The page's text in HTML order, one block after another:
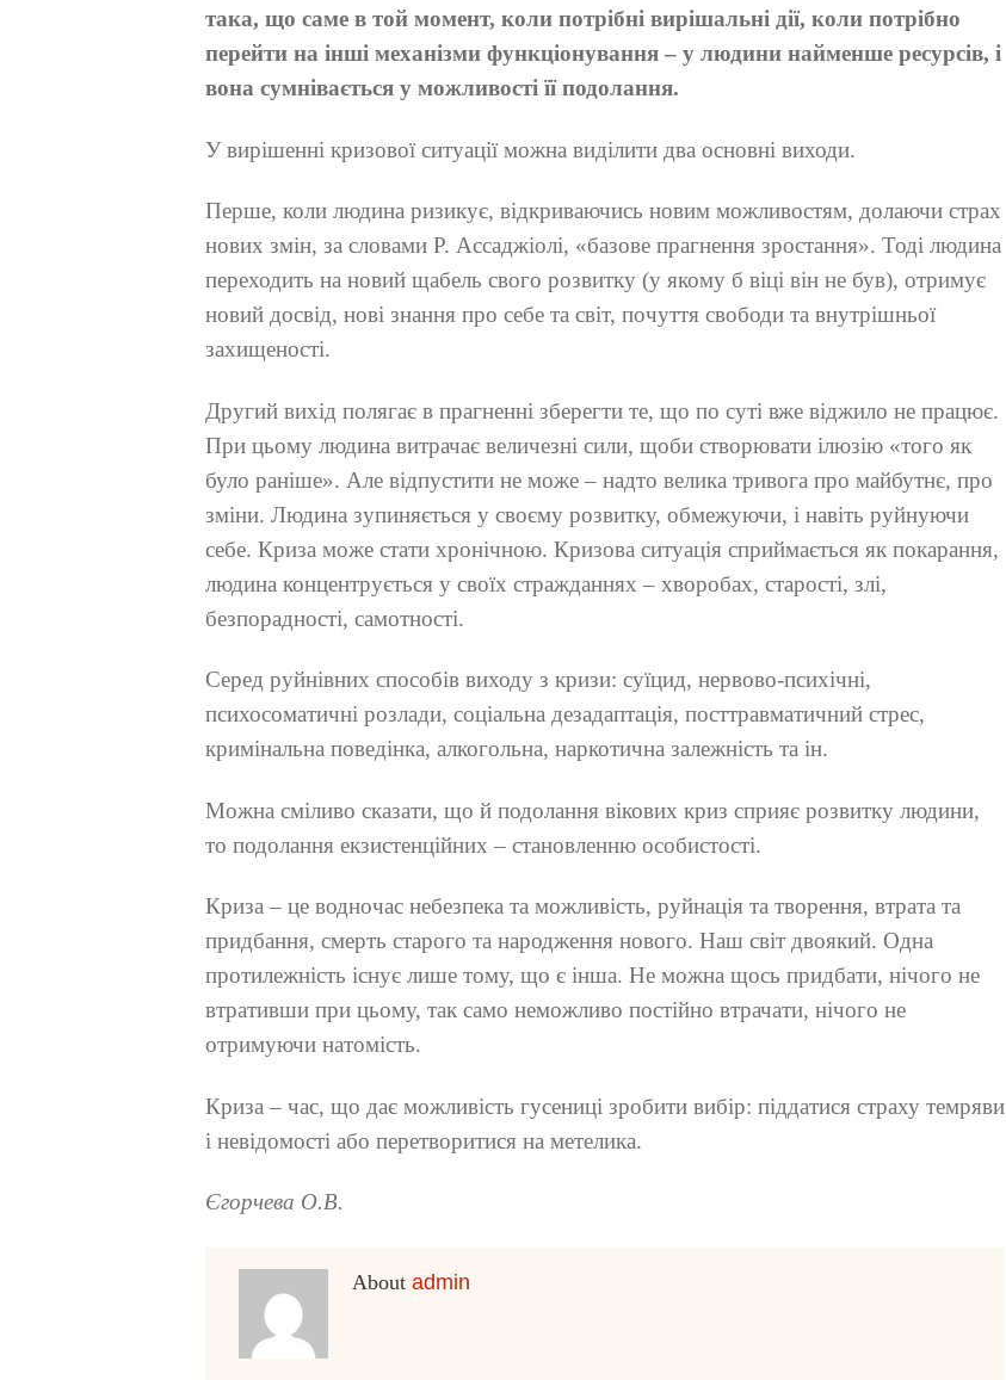
така, що саме в той момент, коли потрібні вирішальні дії, коли потрібно
перейти на інші механізми функціонування – у людини найменше ресурсів, і
вона сумнівається у можливості її подолання.
У вирішенні кризової ситуації можна виділити два основні виходи.
Перше, коли людина ризикує, відкриваючись новим можливостям, долаючи страх
нових змін, за словами Р. Ассаджіолі, «базове прагнення зростання». Тоді людина
переходить на новий щабель свого розвитку (у якому б віці він не був), отримує
новий досвід, нові знання про себе та світ, почуття свободи та внутрішньої
захищеності.
Другий вихід полягає в прагненні зберегти те, що по суті вже віджило не працює.
При цьому людина витрачає величезні сили, щоби створювати ілюзію «того як
було раніше». Але відпустити не може – надто велика тривога про майбутнє, про
зміни. Людина зупиняється у своєму розвитку, обмежуючи, і навіть руйнуючи
себе. Криза може стати хронічною. Кризова ситуація сприймається як покарання,
людина концентрується у своїх стражданнях – хворобах, старості, злі,
безпорадності, самотності.
Серед руйнівних способів виходу з кризи: суїцид, нервово-психічні,
психосоматичні розлади, соціальна дезадаптація, посттравматичний стрес,
кримінальна поведінка, алкогольна, наркотична залежність та ін.
Можна сміливо сказати, що й подолання вікових криз сприяє розвитку людини,
то подолання екзистенційних – становленню особистості.
Криза – це водночас небезпека та можливість, руйнація та творення, втрата та
придбання, смерть старого та народження нового. Наш світ двоякий. Одна
протилежність існує лише тому, що є інша. Не можна щось придбати, нічого не
втративши при цьому, так само неможливо постійно втрачати, нічого не
отримуючи натомість.
Криза – час, що дає можливість гусениці зробити вибір: піддатися страху темряви
і невідомості або перетворитися на метелика.
Єгорчева О.В.
About admin